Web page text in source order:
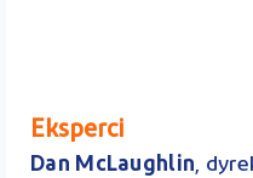
Eksperci
Dan McLaughlin,